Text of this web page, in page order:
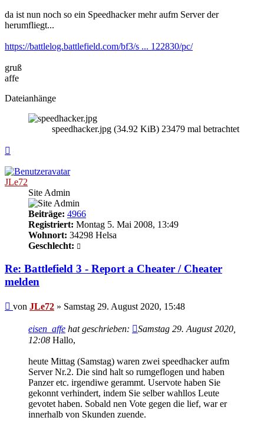
da ist nun noch so ein Speedhacker mehr aufm Server der
herumfliegt...
https://battlelog.battlefield.com/bf3/s ... 122830/pc/
gruß
affe
Dateianhänge
speedhacker.jpg (34.92 KiB) 23479 mal betrachtet
JLe72
Site Admin
Beiträge: 4966
Registriert: Montag 5. Mai 2008, 13:49
Wohnort: 34298 Helsa
Geschlecht:
Re: Battlefield 3 - Report a Cheater / Cheater
melden
Beitrag
von JLe72 » Samstag 29. August 2020, 15:48
eisen_affe hat geschrieben:
Samstag 29. August 2020,
12:08 Hallo,
heute Mittag (Samstag) waren zwei speedhacker aufm
Server Nr.2. Die sind halt so rumgeflogen und haben
Panzer etc. irgendiwe gerammt. Uservote haben Sie
gekonnt verhindert, indem Sie selber wahllos Leute
gevotet haben. Sobald nen Vote gegen die lief, war er
innerhalb von Skunden zuende.